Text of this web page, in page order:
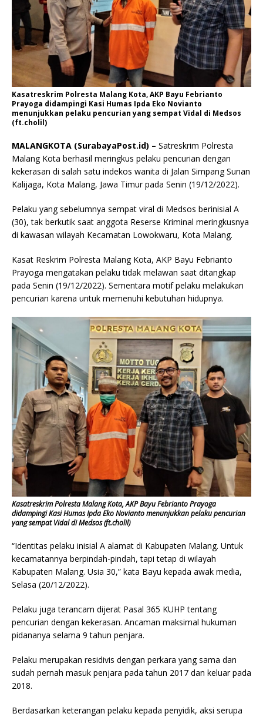
Kasatreskrim Polresta Malang Kota, AKP Bayu Febrianto
Prayoga didampingi Kasi Humas Ipda Eko Novianto
menunjukkan pelaku pencurian yang sempat Vidal di Medsos
(ft.cholil)
MALANGKOTA (SurabayaPost.id) – Satreskrim Polresta
Malang Kota berhasil meringkus pelaku pencurian dengan
kekerasan di salah satu indekos wanita di Jalan Simpang Sunan
Kalijaga, Kota Malang, Jawa Timur pada Senin (19/12/2022).
Pelaku yang sebelumnya sempat viral di Medsos berinisial A
(30), tak berkutik saat anggota Reserse Kriminal meringkusnya
di kawasan wilayah Kecamatan Lowokwaru, Kota Malang.
Kasat Reskrim Polresta Malang Kota, AKP Bayu Febrianto
Prayoga mengatakan pelaku tidak melawan saat ditangkap
pada Senin (19/12/2022). Sementara motif pelaku melakukan
pencurian karena untuk memenuhi kebutuhan hidupnya.
Kasatreskrim Polresta Malang Kota, AKP Bayu Febrianto Prayoga
didampingi Kasi Humas Ipda Eko Novianto menunjukkan pelaku pencurian
yang sempat Vidal di Medsos (ft.cholil)
“Identitas pelaku inisial A alamat di Kabupaten Malang. Untuk
kecamatannya berpindah-pindah, tapi tetap di wilayah
Kabupaten Malang. Usia 30,” kata Bayu kepada awak media,
Selasa (20/12/2022).
Pelaku juga terancam dijerat Pasal 365 KUHP tentang
pencurian dengan kekerasan. Ancaman maksimal hukuman
pidananya selama 9 tahun penjara.
Pelaku merupakan residivis dengan perkara yang sama dan
sudah pernah masuk penjara pada tahun 2017 dan keluar pada
2018.
Berdasarkan keterangan pelaku kepada penyidik, aksi serupa